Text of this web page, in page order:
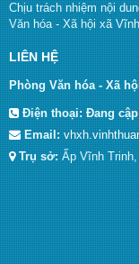
Chịu trách nhiệm nội
Văn hóa - Xã hội xã
LIÊN HỆ
Phòng Văn hóa - Xã
Điện thoại:Đang
Email:
Trụ sở:Ấp Vĩnh